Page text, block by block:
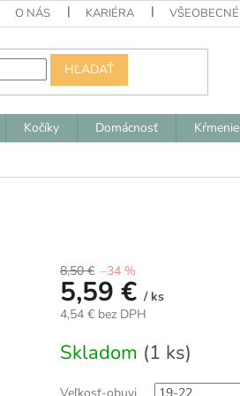
O NÁS KARIÉRA
HĽADAŤ
Kočíky Domácnosť
8,50 € –34 %
5,59 € / ks
4,54 € bez DPH
cena:
Skladom (1 ks)